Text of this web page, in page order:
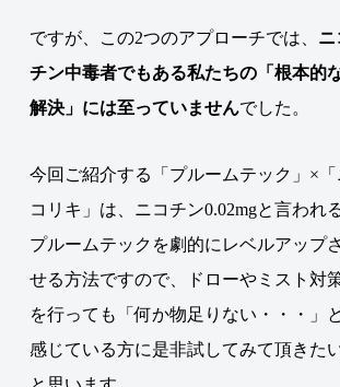
ですが、この2つのアプローチでは、 ニ
チン中毒者でもある私たちの「根本的
解決」には至っていませんでした 。
今回ご紹介する「プルームテック」×「
コリキ」は、ニコチン0.02mgと言われ
プルームテックを劇的にレベルアップさ
せる方法ですので、ドローやミスト対
を行っても「何か物足りない・・・」と
感じている方に是非試してみて頂きた